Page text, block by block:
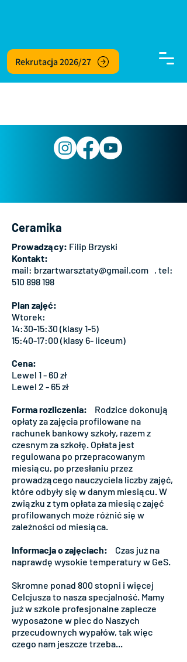
Rekrutacja 2026/27
Ceramika
Prowadzący: Filip Brzyski
Kontakt:
mail: brzartwarsztaty@gmail.com , tel:
510 898 198
Plan zajęć:
Wtorek:
14:30-15:30 (klasy 1-5)
15:40-17:00 (klasy 6- liceum)
Cena:
Lewel 1 - 60 zł
Lewel 2 - 65 zł
Forma rozliczenia: Rodzice dokonują
opłaty za zajęcia profilowane na
rachunek bankowy szkoły, razem z
czesnym za szkołę. Opłata jest
regulowana po przepracowanym
miesiącu, po przesłaniu przez
prowadzącego nauczyciela liczby zajęć,
które odbyły się w danym miesiącu. W
związku z tym opłata za miesiąc zajęć
profilowanych może różnić się w
zależności od miesiąca.
Informacja o zajęciach: Czas już na
naprawdę wysokie temperatury w GeS.
Skromne ponad 800 stopni i więcej
Celcjusza to nasza specjalność. Mamy
już w szkole profesjonalne zaplecze
wyposażone w piec do Naszych
przecudownych wypałów, tak więc
czego nam jeszcze trzeba...